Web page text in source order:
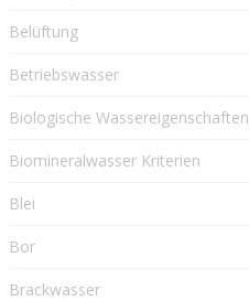
Belüftung
Betriebswasser
Biologische Wassereigenschaften
Biomineralwasser Kriterien
Blei
Bor
Brackwasser